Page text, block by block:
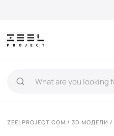
ZEELPROJECT.COM / 3D МОДЕЛИ /